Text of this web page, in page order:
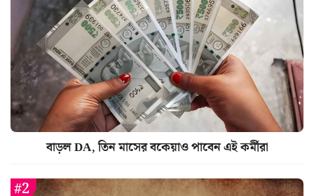
বাড়ল DA, তিন মাসের বকেয়াও পাবেন এই কর্মীরা